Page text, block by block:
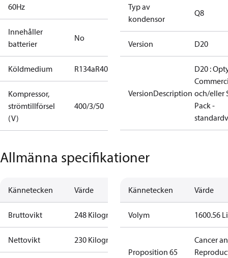
60Hz
Innehåller
batterier
No
Köldmedium R134aR404A R513A
Kompressor,
strömtillförsel
(V)
400/3/50
Typ av
kondensor
Q8
Version D20
VersionDescription
D20 :
och/eller
Pack -
Allmänna specifikationer
Kännetecken Värde
Bruttovikt 248 Kilogram
Nettovikt 230 Kilogram
Kännetecken Värde
Volym 1600.56
Proposition 65
Cancer